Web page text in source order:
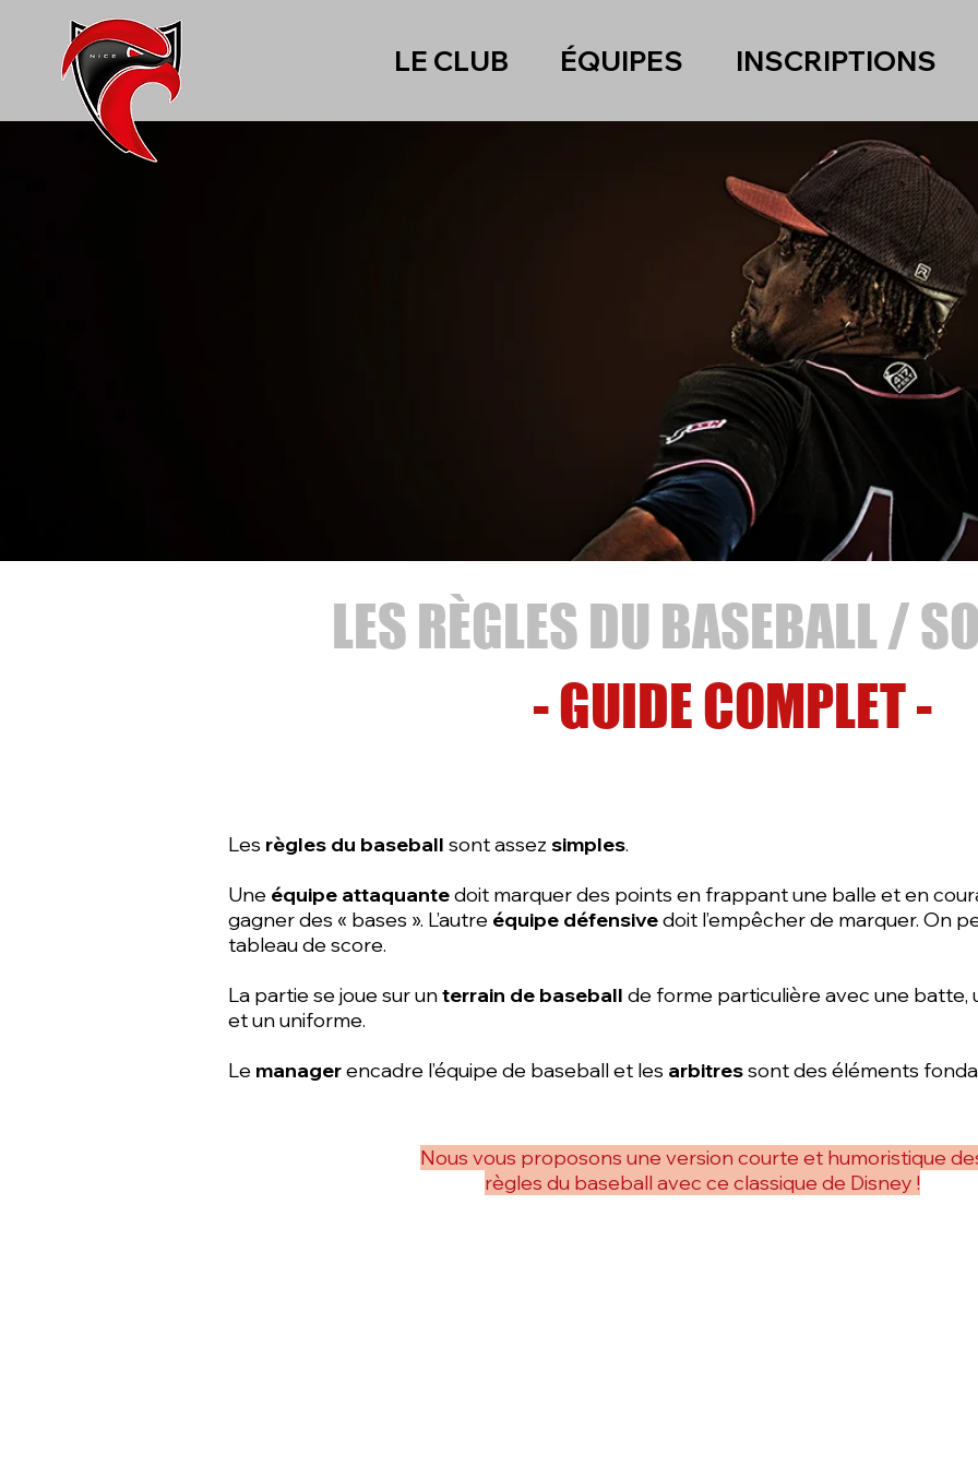
LE CLUB ÉQUIPES INSCRIPTIONS
LES RÈGLES DU BASEBALL /
- GUIDE COMPLET -
Les règles du baseball sont assez simples.
Une équipe attaquantedoit marquer des points en frappant une balle et en
gagner des « bases ». L’autre équipe défensivedoit l’empêcher de marquer. On
tableau de score.
La partie se joue sur unterrain de baseball de forme particulière avec une batte,
et un uniforme.
Le managerencadre l’équipe de baseball et les arbitressont des éléments
Nous vous proposons une version courte et humoristique
règles du baseball avec ce classique de Disney !